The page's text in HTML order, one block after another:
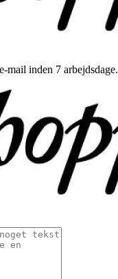
mail inden 7 arbejdsdage.